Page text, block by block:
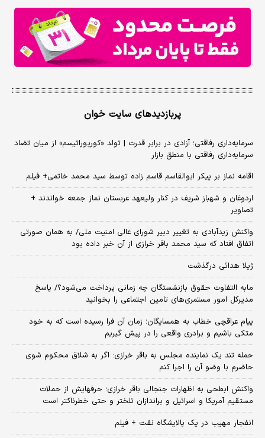
پربازدیدهای سایت خوان
سرمایه‌داری رفاقتی؛ آزادی در برابر قدرت | تولد «کورپوراتیسم» از میان تضاد
سرمایه‌داری رفاقتی با منطق بازار
اقامه نماز بر پیکر ابوالقاسم قاسم زاده توسط سید محمد خاتمی+ فیلم
اردوغان و شهباز شریف در کنار ولیعهد عربستان نماز جمعه خواندند +
تصاویر
واکنش زیدآبادی به تغییر دبیر شورای عالی امنیت ملی/ به همان صورتی
اتفاق افتاد که سید محمد باقر خرازی از آن خبر داده بود
ژیلا هدائی درگذشت
مابه التفاوت حقوق بازنشستگان چه زمانی پرداخت می‌شود؟/ پاسخ
مدیرکل امور مستمری‌های تامین اجتماعی را بخوانید
پیام عراقچی خطاب به همسایگان؛ زمان آن فرا رسیده است که به خود
متکی باشیم و برادری واقعی را در پیش گیریم
حمله تند یک نماینده مجلس به باقر خرازی: اگر به شلاق محکوم شوی
حاضرم با وضو آن را اجرا کنم
واکنش ابطحی به اظهارات جنجالی باقر خرازی؛ حرفهایش از حملات
مستقیم آمریکا و اسرائیل و براندازان تلختر و حتی خطرناکتر است
انفجار مهیب در یک پالایشگاه نفت + فیلم